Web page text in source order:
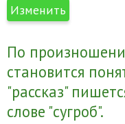
Изменить
По
становится
"рассказ"
слове "сугроб".
нибудь...Во даёт